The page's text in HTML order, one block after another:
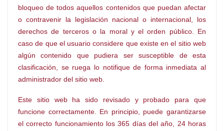
bloqueo de todos aquellos contenidos que puedan afectar
o contravenir la legislación nacional o internacional, los
derechos de terceros o la moral y el orden público. En
caso de que el usuario considere que existe en el sitio web
algún contenido que pudiera ser susceptible de esta
clasificación, se ruega lo notifique de forma inmediata al
administrador del sitio web.
Este sitio web ha sido revisado y probado para que
funcione correctamente. En principio, puede garantizarse
el correcto funcionamiento los 365 días del año, 24 horas